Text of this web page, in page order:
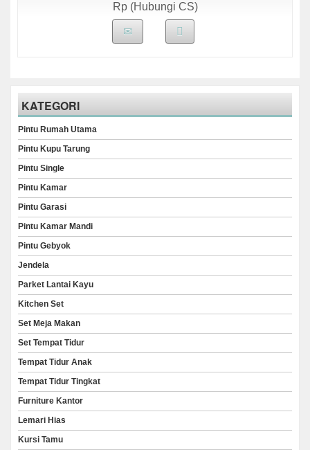
Rp (Hubungi CS)
KATEGORI
Pintu Rumah Utama
Pintu Kupu Tarung
Pintu Single
Pintu Kamar
Pintu Garasi
Pintu Kamar Mandi
Pintu Gebyok
Jendela
Parket Lantai Kayu
Kitchen Set
Set Meja Makan
Set Tempat Tidur
Tempat Tidur Anak
Tempat Tidur Tingkat
Furniture Kantor
Lemari Hias
Kursi Tamu